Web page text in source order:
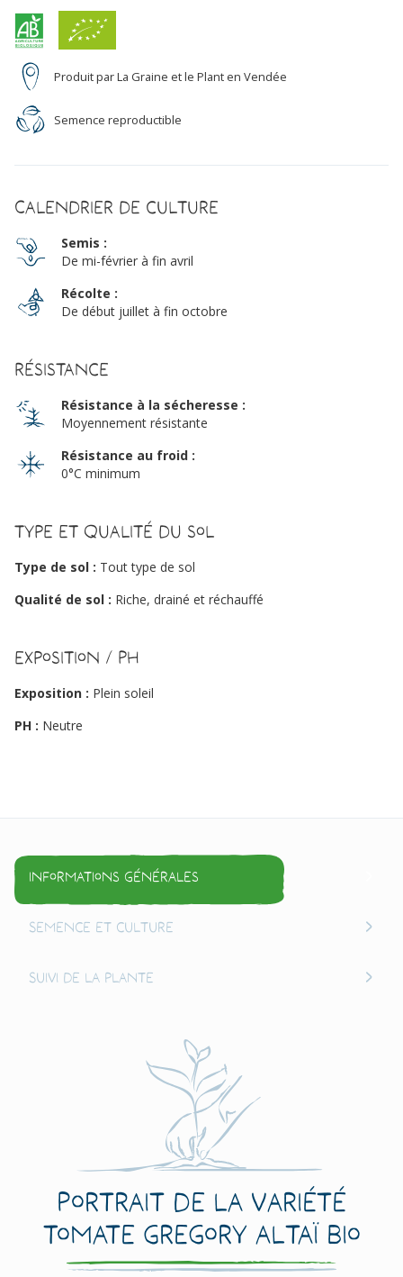
Produit par La Graine et le Plant en Vendée
Semence reproductible
Calendrier de culture
Semis :
De mi-février à fin avril
Récolte :
De début juillet à fin octobre
Résistance
Résistance à la sécheresse :
Moyennement résistante
Résistance au froid :
0°C minimum
Type et qualité du sol
Type de sol : Tout type de sol
Qualité de sol : Riche, drainé et réchauffé
Exposition / PH
Exposition : Plein soleil
PH : Neutre
Informations générales
Semence et culture
Suivi de la plante
Portrait de la variété
Tomate Gregory Altaï Bio